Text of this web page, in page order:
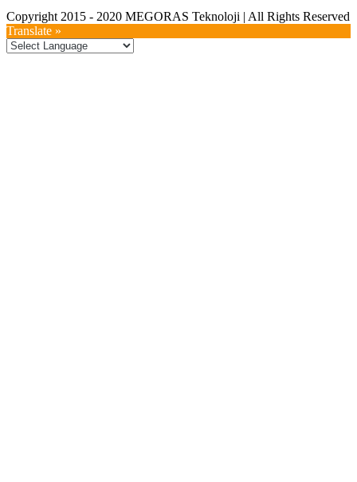
Copyright 2015 - 2020 MEGORAS Teknoloji | All Rights Reserved
YouTube
Twitter
LinkedIn
Facebook
Toggle
Sliding
Translate »